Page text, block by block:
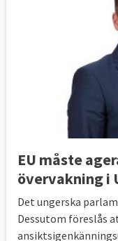
EU måste
övervakning i
Det ungerska
Dessutom föreslås